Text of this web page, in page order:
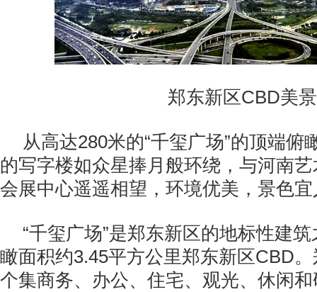
郑东新区CBD美景
从高达280米的“千玺广场”的顶端俯
的写字楼如众星捧月般环绕，与河南
会展中心遥遥相望，环境优美，景色
“千玺广场”是郑东新区的地标性建
瞰面积约3.45平方公里郑东新区CBD
个集商务、办公、住宅、观光、休闲